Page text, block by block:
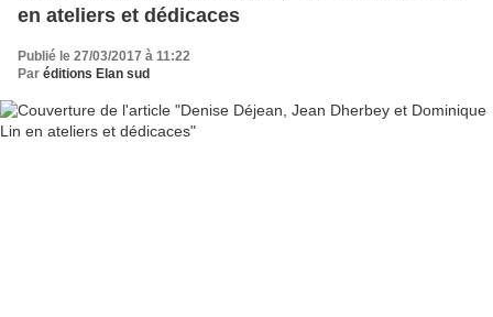
en ateliers et dédicaces
Publié le 27/03/2017 à 11:22
Par éditions Elan sud